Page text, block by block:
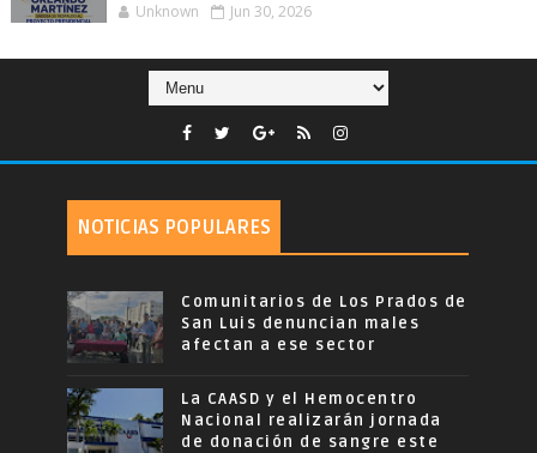
Unknown Jun 30, 2026
NOTICIAS POPULARES
Comunitarios de Los Prados de
San Luis denuncian males
afectan a ese sector
La CAASD y el Hemocentro
Nacional realizarán jornada
de donación de sangre este